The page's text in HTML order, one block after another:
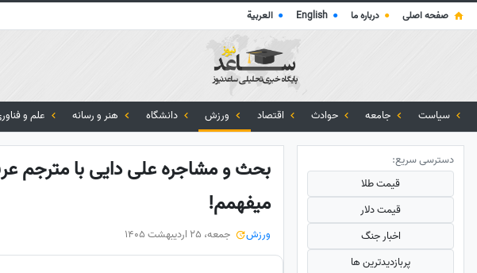
صفحه اصلی ● درباره ما ●
English
● العربية
سیاست جامعه حوادث اقتصاد ورزش دانشگاه هنر و رسانه علم و
بحث و مشاجره علی دایی با مترجم
میفهمم!
ورزش جمعه، 25 اردیبهشت 1405
دسترسی سریع:
قیمت طلا
قیمت دلار
اخبار جنگ
پربازدید‌ترین ها